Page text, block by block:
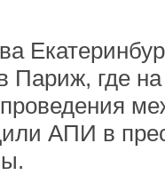
Париж, где
АПИ в